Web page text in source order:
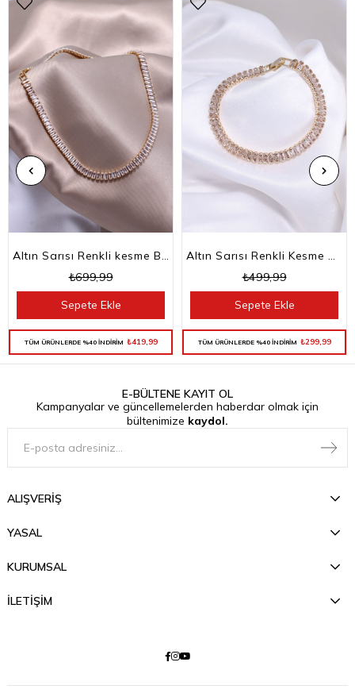
Altın Sarısı Renkli kesme Baget Taşlı Su Yolu Choker Kolye
₺699,99
TÜM ÜRÜNLERDE %40 İNDİRİM ₺419,99
Sepete Ekle
Altın Sarısı Renkli Kesme Baget Taşlı Su Yolu Bileklik
₺499,99
TÜM ÜRÜNLERDE %40 İNDİRİM ₺299,99
Sepete Ekle
E-BÜLTENE KAYIT OL
Kampanyalar ve güncellemelerden haberdar olmak için
bültenimize kaydol.
ALIŞVERİŞ
YASAL
KURUMSAL
İLETİŞİM